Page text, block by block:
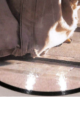
簿
中
開
啟
第
1
張